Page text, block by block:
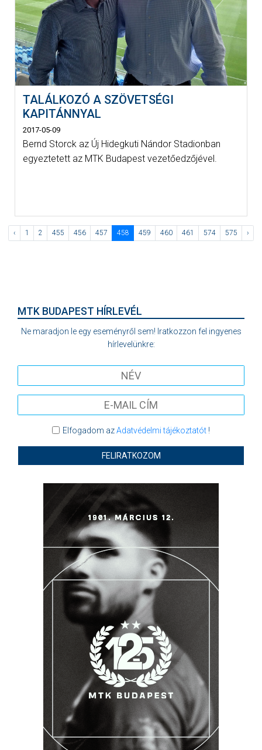
TALÁLKOZÓ A SZÖVETSÉGI
KAPITÁNNYAL
2017-05-09
Bernd Storck az Új Hidegkuti Nándor Stadionban
egyeztetett az MTK Budapest vezetőedzőjével.
‹ 1 2 455 456 457 458 459 460 461 574 575 ›
MTK BUDAPEST HÍRLEVÉL
Ne maradjon le egy eseményről sem! Iratkozzon fel ingyenes
hírlevelünkre:
Elfogadom azAdatvédelmi tájékoztatót!
FELIRATKOZOM